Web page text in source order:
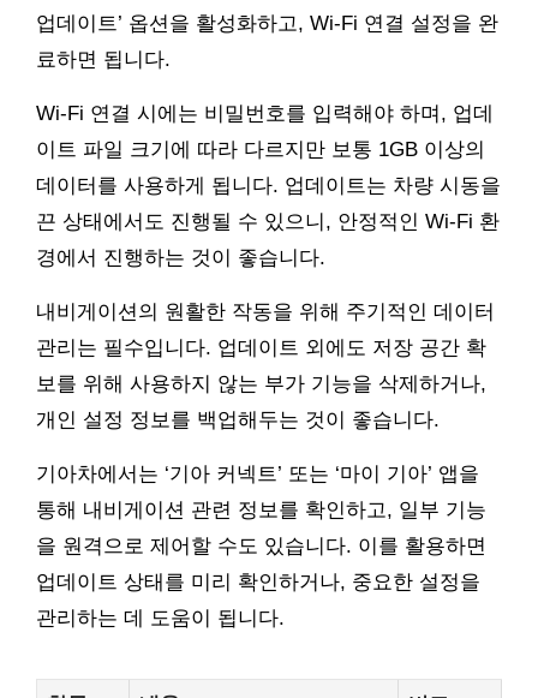
업데이트’ 옵션을 활성화하고, Wi-Fi 연결 설정을 완
료하면 됩니다.
Wi-Fi 연결 시에는 비밀번호를 입력해야 하며, 업데
이트 파일 크기에 따라 다르지만 보통 1GB 이상의
데이터를 사용하게 됩니다. 업데이트는 차량 시동을
끈 상태에서도 진행될 수 있으니, 안정적인 Wi-Fi 환
경에서 진행하는 것이 좋습니다.
내비게이션의 원활한 작동을 위해 주기적인 데이터
관리는 필수입니다. 업데이트 외에도 저장 공간 확
보를 위해 사용하지 않는 부가 기능을 삭제하거나,
개인 설정 정보를 백업해두는 것이 좋습니다.
기아차에서는 ‘기아 커넥트’ 또는 ‘마이 기아’ 앱을
통해 내비게이션 관련 정보를 확인하고, 일부 기능
을 원격으로 제어할 수도 있습니다. 이를 활용하면
업데이트 상태를 미리 확인하거나, 중요한 설정을
관리하는 데 도움이 됩니다.